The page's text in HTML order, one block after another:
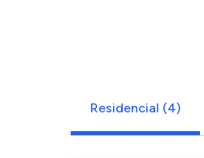
Residencial (4)